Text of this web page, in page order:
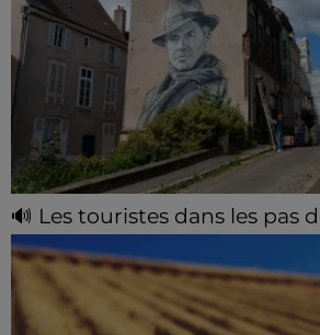
🔊 Les touristes dans les pas
Le « tourisme de mémoire »
estivales de Chartres Tourisme.